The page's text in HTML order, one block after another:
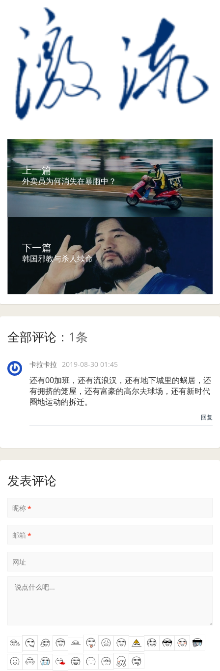
上一篇
外卖员为何消失在暴雨中？
下一篇
韩国邪教与杀人续命
全部评论： 1条
卡拉卡拉 2019-08-30 01:45
还有00加班，还有流浪汉，还有地下城里的蜗居，还
有拥挤的笼屋，还有富豪的高尔夫球场，还有新时代
圈地运动的拆迁。
回复
发表评论
昵称*
邮箱 *
网址